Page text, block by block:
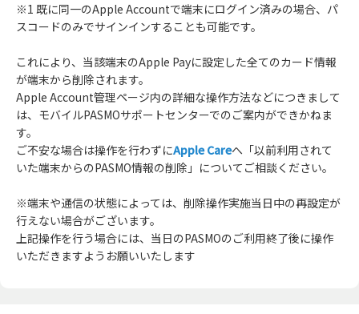
※1 既に同一のApple Accountで端末にログイン済みの場合、パ
スコードのみでサインインすることも可能です。
これにより、当該端末のApple Payに設定した全てのカード情報
が端末から削除されます。
Apple Account管理ページ内の詳細な操作方法などにつきまして
は、モバイルPASMOサポートセンターでのご案内ができかねま
す。
ご不安な場合は操作を行わずにApple Careへ「以前利用されて
いた端末からのPASMO情報の削除」についてご相談ください。
※端末や通信の状態によっては、削除操作実施当日中の再設定が
行えない場合がございます。
上記操作を行う場合には、当日のPASMOのご利用終了後に操作
いただきますようお願いいたします